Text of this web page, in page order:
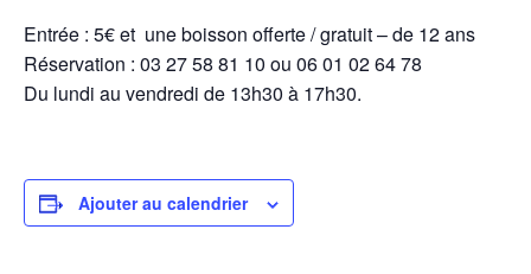
Entrée : 5€ et une boisson offerte / gratuit – de 12 ans
Réservation : 03 27 58 81 10 ou 06 01 02 64 78
Du lundi au vendredi de 13h30 à 17h30.
Ajouter au calendrier